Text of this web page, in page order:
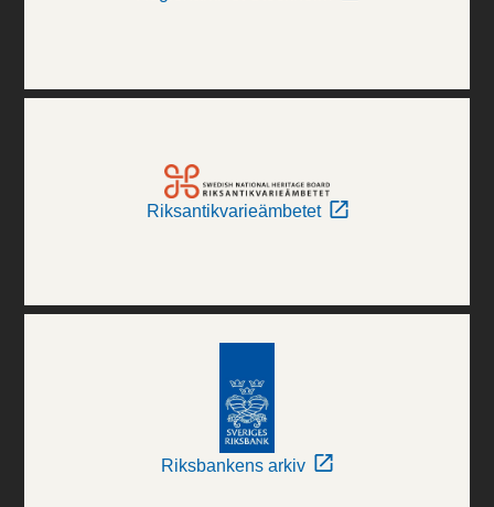
Riksantikvarieämbetet
Riksbankens arkiv